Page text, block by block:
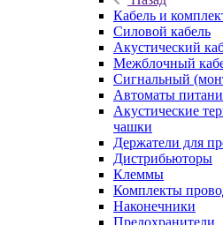
Кабель и
Силовой кабель
Акустический
Межблочный
Сигнальный
Автоматы
Акустические
чашки
Держатели для
Дистрибьюторы
Клеммы
Комплекты
Наконечники
Предохранители